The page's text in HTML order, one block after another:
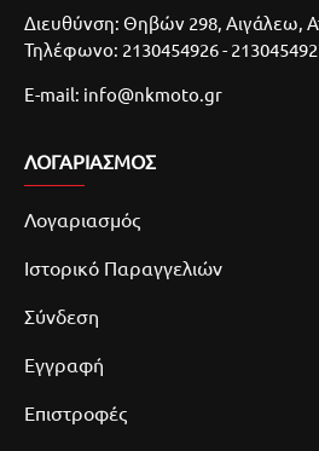
Διευθύνση: Θηβών 298, Αιγάλεω,
Τηλέφωνο: 2130454926 -
E-mail: info@nkmoto.gr
ΛΟΓΑΡΙΑΣΜΌΣ
Λογαριασμός
Ιστορικό Παραγγελιών
Σύνδεση
Εγγραφή
Επιστροφές